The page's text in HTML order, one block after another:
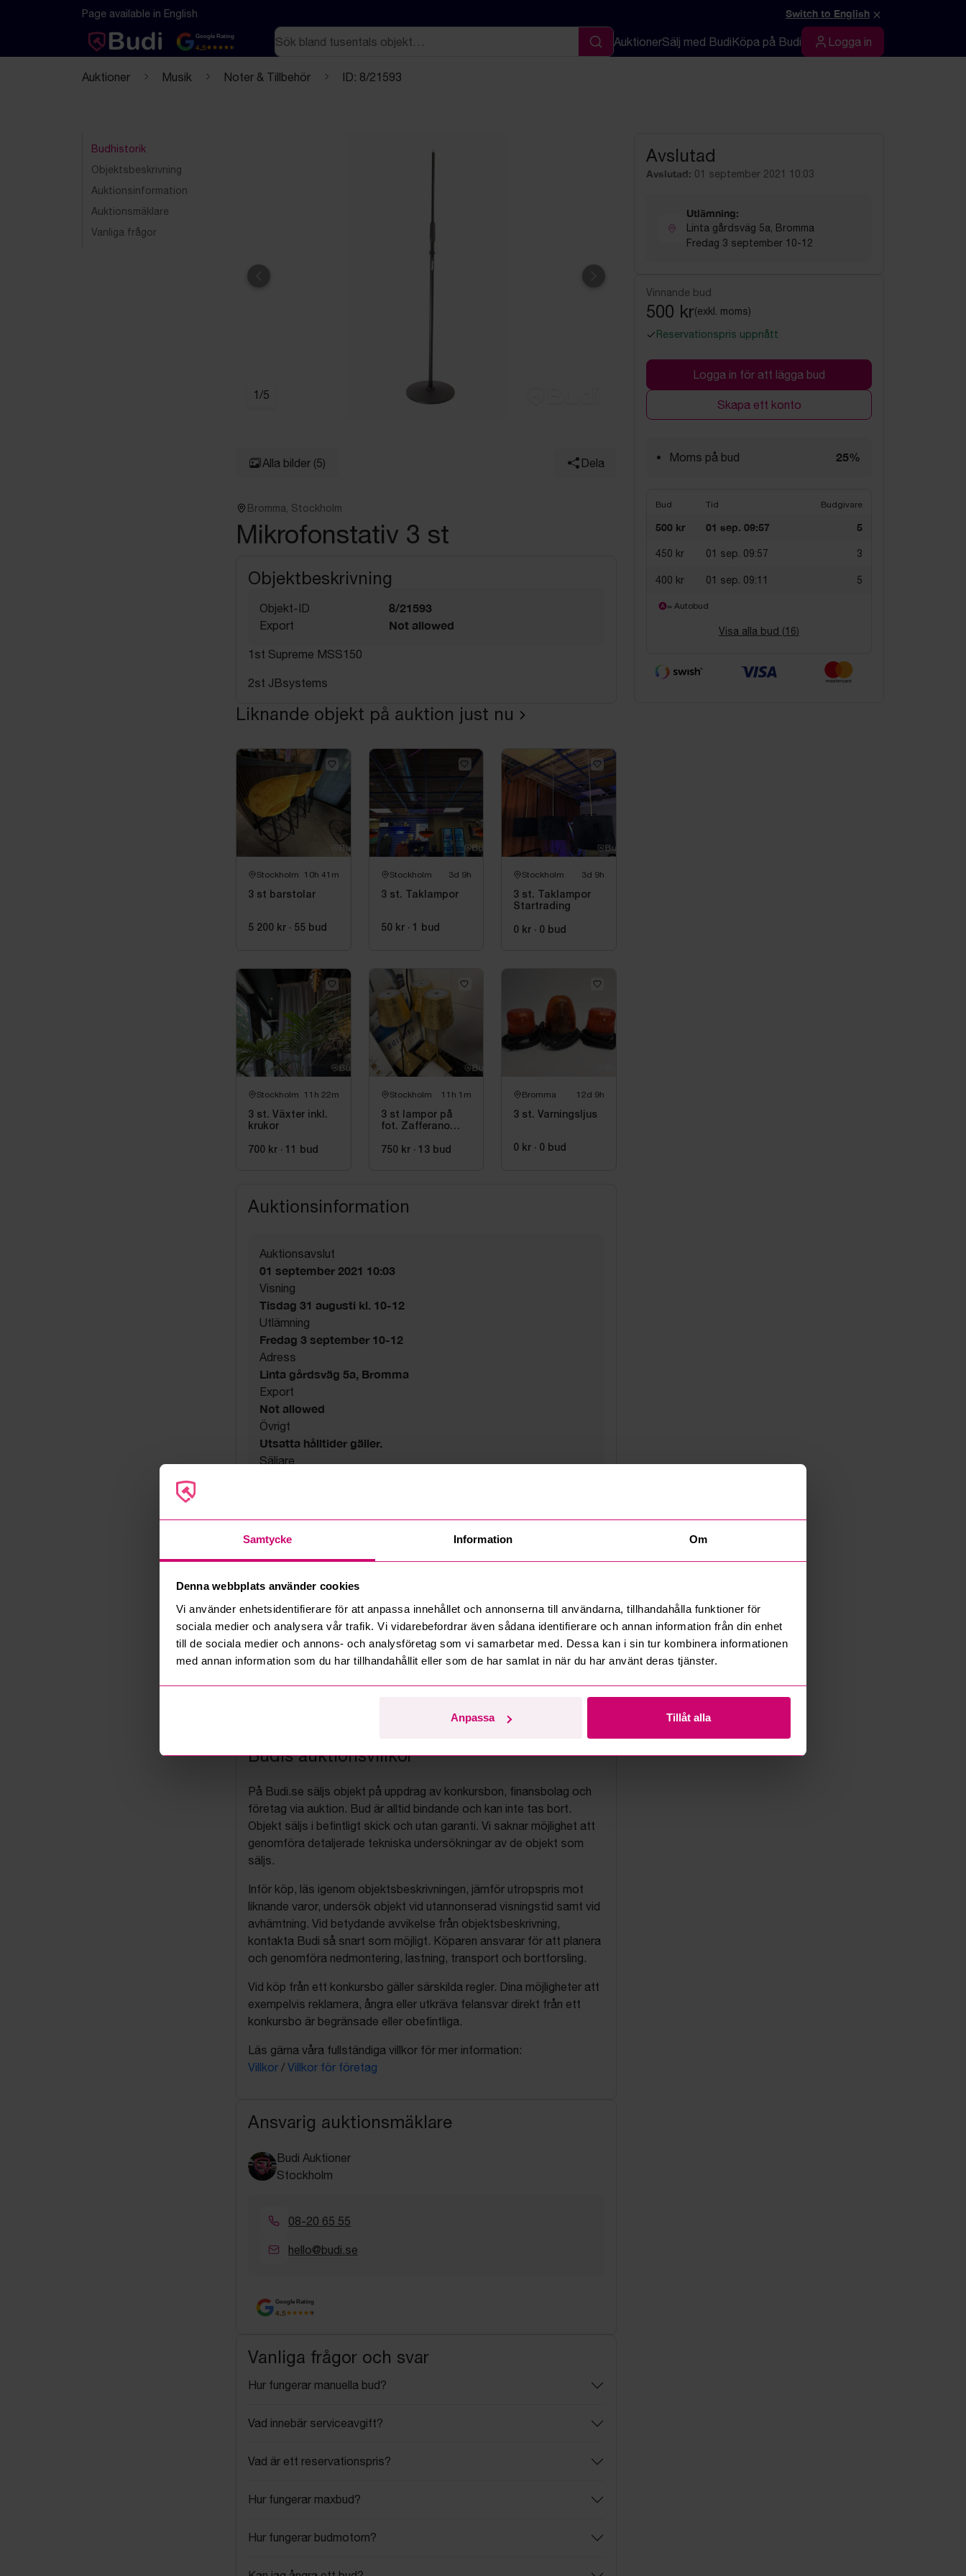
Samtycke Information Om
Denna webbplats använder cookies
Vi använder enhetsidentifierare för att anpassa innehållet och annonserna till användarna, tillhandahålla funktioner för
sociala medier och analysera vår trafik. Vi vidarebefordrar även sådana identifierare och annan information från din enhet
till de sociala medier och annons- och analysföretag som vi samarbetar med. Dessa kan i sin tur kombinera informationen
med annan information som du har tillhandahållit eller som de har samlat in när du har använt deras tjänster.
Anpassa Tillåt alla
Hoppa till innehåll
Textbaserad (markdown) version av denna sida
Page available in English Switch to English ×
Google Rating
4.5
Sök
Sök
AuktionerSälj med BudiKöpa på Budi Logga in
Logga in
Auktioner Musik Noter & Tillbehör ID: 8/21593
Budhistorik
Objektsbeskrivning
Auktionsinformation
Auktionsmäklare
Vanliga frågor
Föregående Nästa
1 /5
Alla bilder (5) Dela
Bromma, Stockholm
Mikrofonstativ 3 st
Objektbeskrivning
Objekt-ID 8/21593
Export Not allowed
1st Supreme MSS150
2st JBsystems
Liknande objekt på auktion just nu
Stockholm 10h 41m
3 st barstolar
5 200 kr · 55 bud
Stockholm 3d 9h
3 st. Taklampor
50 kr · 1 bud
Stockholm 3d 9h
3 st. Taklampor
Startrading
0 kr · 0 bud
Stockholm 11h 22m
3 st. Växter inkl.
krukor
700 kr · 11 bud
Stockholm 11h 1m
3 st lampor på
fot. Zafferano
750 kr · 13 bud
Bromma 12d 9h
3 st. Varningsljus
0 kr · 0 bud
Auktionsinformation
Auktionsavslut
01 september 2021 10:03
Visning
Tisdag 31 augusti kl. 10-12
Utlämning
Fredag 3 september 10-12
Adress
Linta gårdsväg 5a, Bromma
Export
Not allowed
Övrigt
Utsatta hålltider gäller.
Säljare
Budis auktionsvillkor
På Budi.se säljs objekt på uppdrag av konkursbon, finansbolag och
företag via auktion. Bud är alltid bindande och kan inte tas bort.
Objekt säljs i befintligt skick och utan garanti. Vi saknar möjlighet att
genomföra detaljerade tekniska undersökningar av de objekt som
säljs.
Inför köp, läs igenom objektsbeskrivningen, jämför utropspris mot
liknande varor, undersök objekt vid utannonserad visningstid samt vid
avhämtning. Vid betydande avvikelse från objektsbeskrivning,
kontakta Budi så snart som möjligt. Köparen ansvarar för att planera
och genomföra nedmontering, lastning, transport och bortforsling.
Vid köp från ett konkursbo gäller särskilda regler. Dina möjligheter att
exempelvis reklamera, ångra eller utkräva felansvar direkt från ett
konkursbo är begränsade eller obefintliga.
Läs gärna våra fullständiga villkor för mer information:
Villkor / Villkor för företag
Ansvarig auktionsmäklare
Budi Auktioner
Stockholm
08-20 65 55
hello@budi.se
Google Rating
4.5
Vanliga frågor och svar
Hur fungerar manuella bud?
Vad innebär serviceavgift?
Vad är ett reservationspris?
Hur fungerar maxbud?
Hur fungerar budmotorn?
Avslutad
Avslutad: 01 september 2021 10:03
Utlämning:
Linta gårdsväg 5a, Bromma
Fredag 3 september 10-12
Vinnande bud
500 kr(exkl. moms)
Reservationspris uppnått
Logga in för att lägga bud
Skapa ett konto
Moms på bud 25%
Bud Tid Budgivare
500 kr 01 sep. 09:57 5
450 kr 01 sep. 09:57 3
400 kr 01 sep. 09:11 5
= Autobud
Visa alla bud (16)